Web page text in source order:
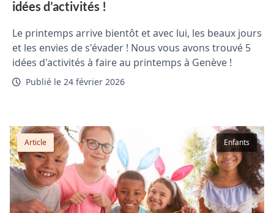
idées d’activités !
Le printemps arrive bientôt et avec lui, les beaux jours
et les envies de s'évader ! Nous vous avons trouvé 5
idées d'activités à faire au printemps à Genève !
Publié le 24 février 2026
Enfants
Article